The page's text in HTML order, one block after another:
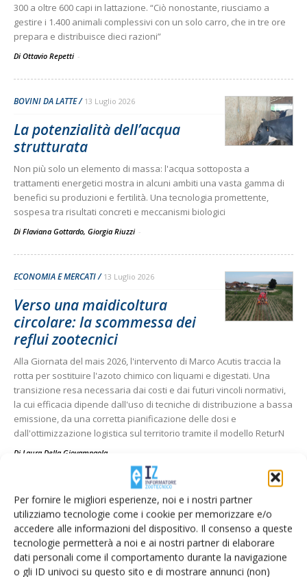
Per fornire le migliori esperienze, noi e i nostri partner
utilizziamo tecnologie come i cookie per memorizzare e/o
accedere alle informazioni del dispositivo. Il consenso a queste
tecnologie permetterà a noi e ai nostri partner di elaborare
dati personali come il comportamento durante la navigazione
o gli ID univoci su questo sito e di mostrare annunci (non)
300 a oltre 600 capi in lattazione. “Ciò nonostante, riusciamo a
gestire i 1.400 animali complessivi con un solo carro, che in tre ore
prepara e distribuisce dieci razioni”
Di Ottavio Repetti -
BOVINI DA LATTE 13 Luglio 2026
La potenzialità dell’acqua
strutturata
Non più solo un elemento di massa: l'acqua sottoposta a
trattamenti energetici mostra in alcuni ambiti una vasta gamma di
benefici su produzioni e fertilità. Una tecnologia promettente,
sospesa tra risultati concreti e meccanismi biologici
Di Flaviana Gottardo, Giorgia Riuzzi -
ECONOMIA E MERCATI 13 Luglio 2026
Verso una maidicoltura
circolare: la scommessa dei
reflui zootecnici
Alla Giornata del mais 2026, l'intervento di Marco Acutis traccia la
rotta per sostituire l'azoto chimico con liquami e digestati. Una
transizione resa necessaria dai costi e dai futuri vincoli normativi,
la cui efficacia dipende dall'uso di tecniche di distribuzione a bassa
emissione, da una corretta pianificazione delle dosi e
dall'ottimizzazione logistica sul territorio tramite il modello ReturN
Di Laura Della Giovampaola
BOVINI DA LATTE 9 Luglio 2026
Manni: più vantaggi per
l’allevatore se fa parte di un
grande...